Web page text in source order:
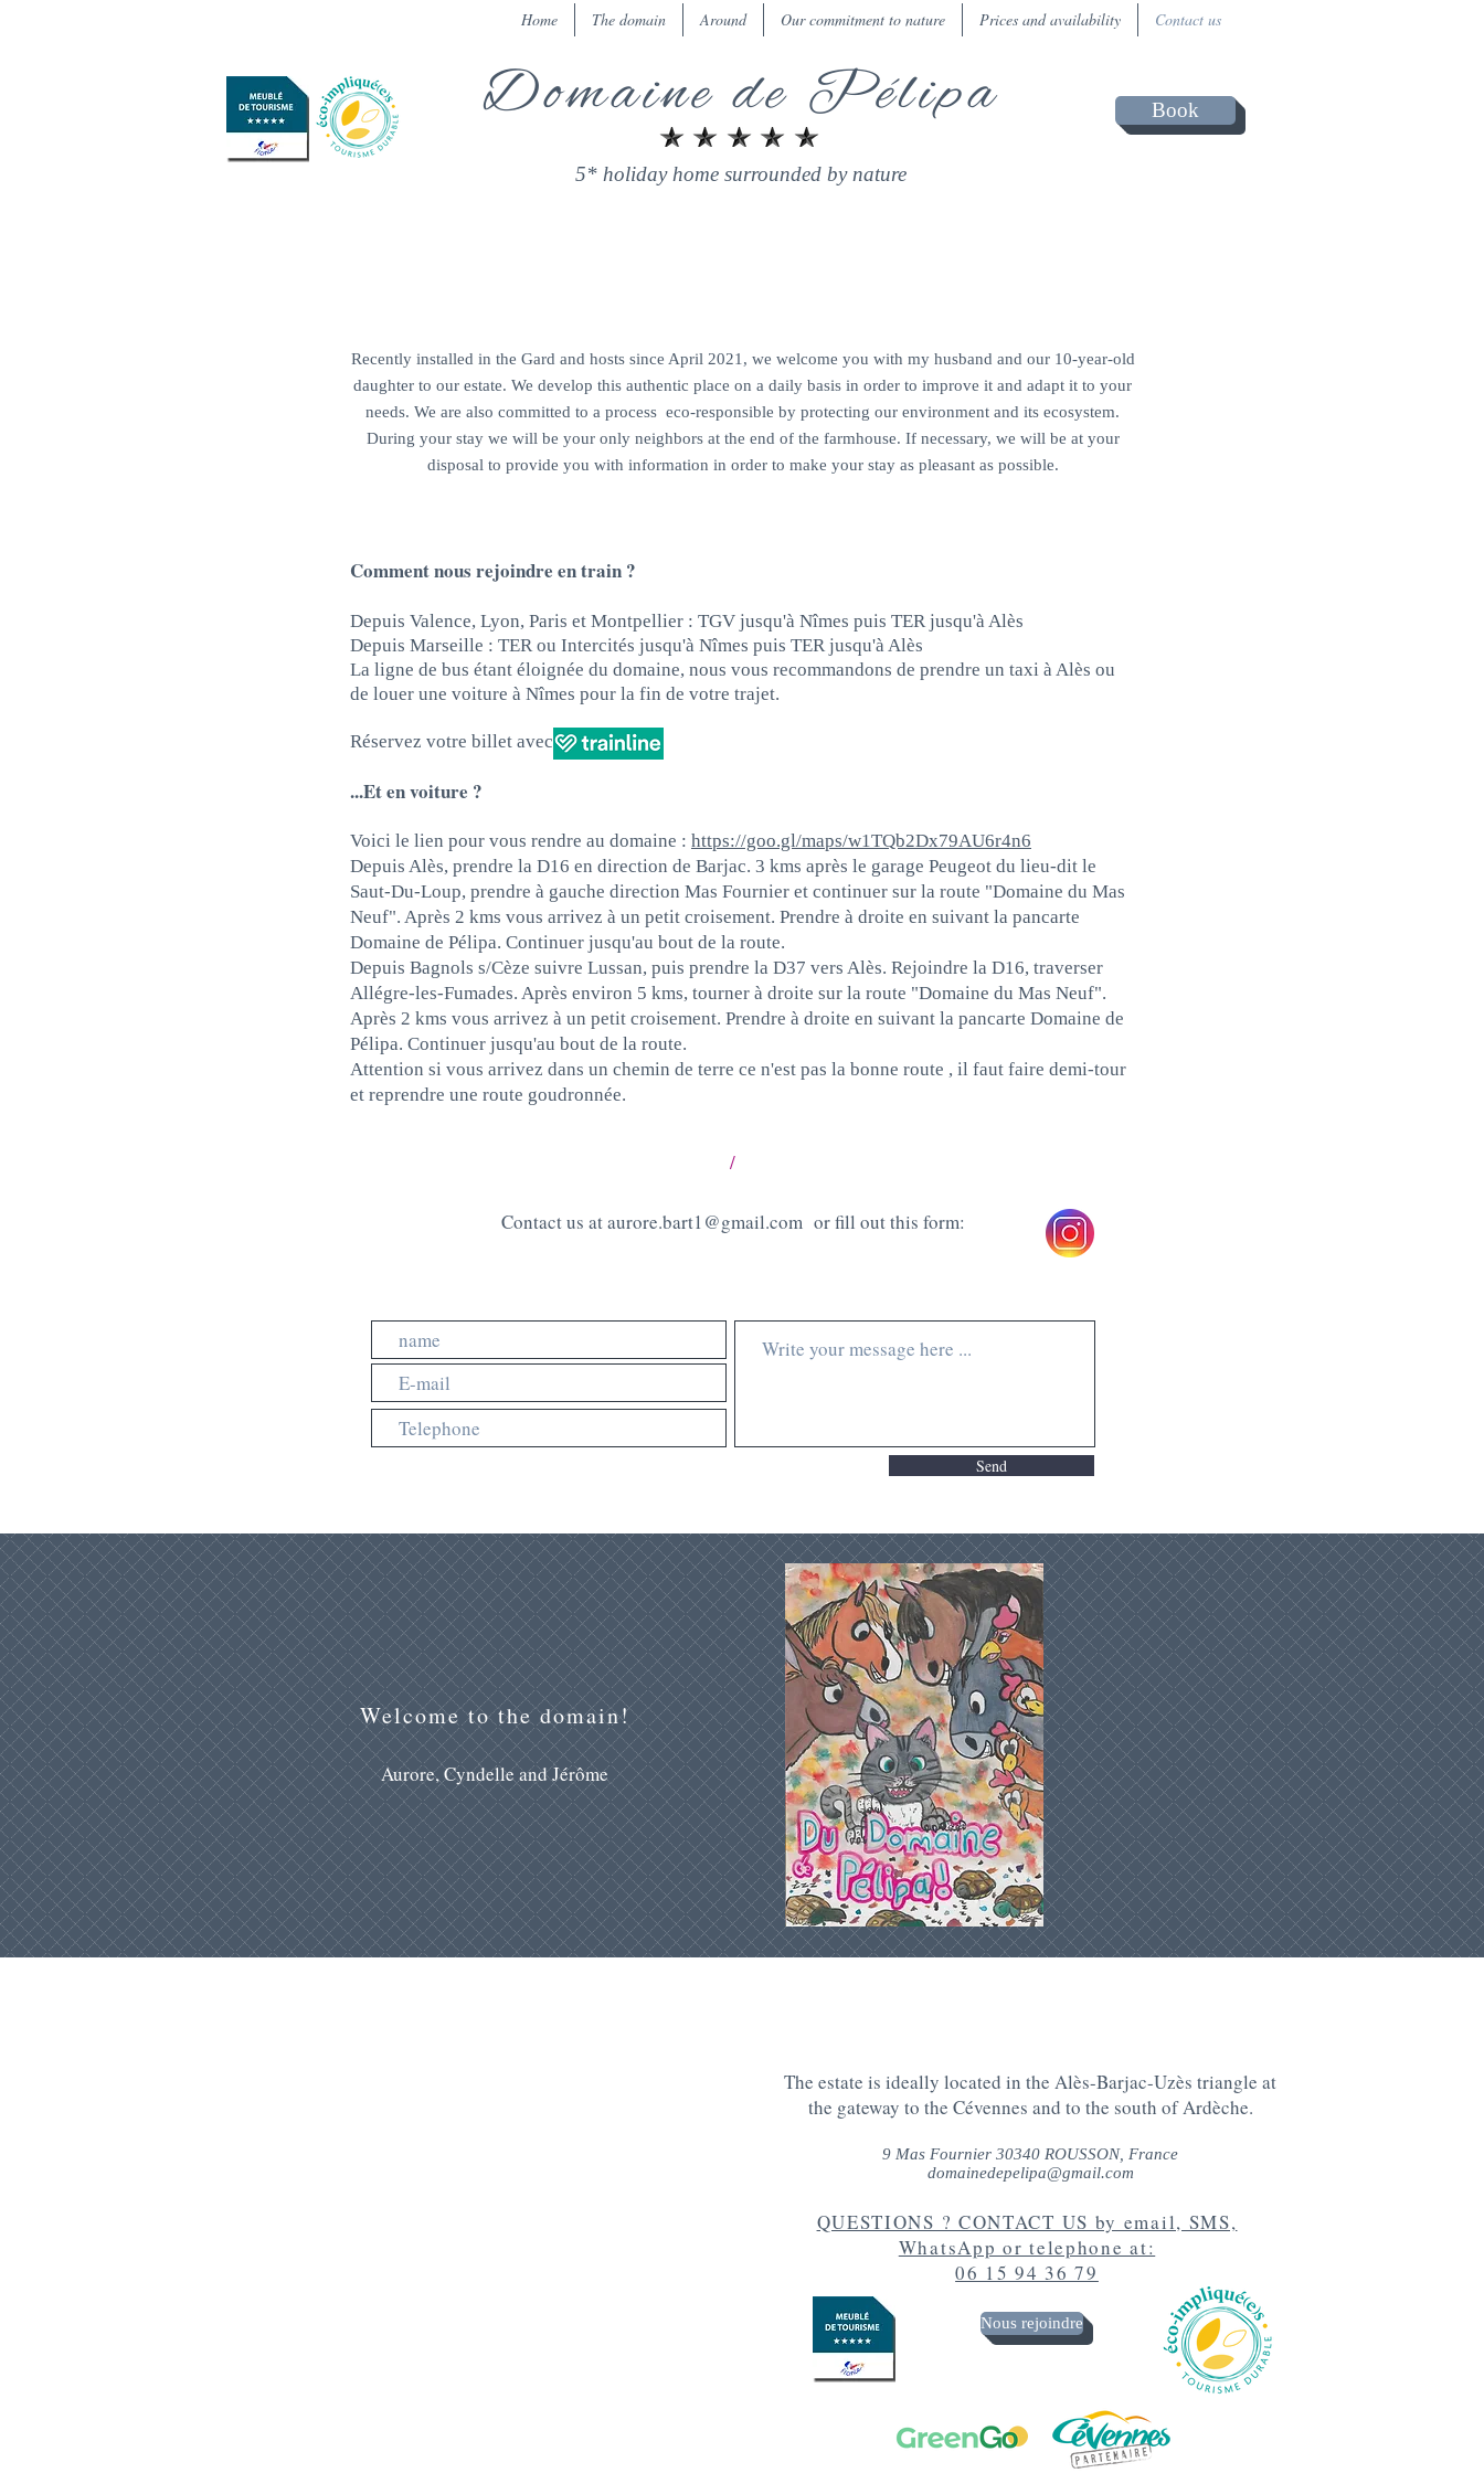
Home The domain Around Our commitment to nature Prices and availability Contact us
Book
Domaine de Pélipa
5* holiday home surrounded by nature
Recently installed in the Gard and hosts since April 2021, we welcome you with my husband and our 10-year-old
daughter to our estate. We develop this authentic place on a daily basis in order to improve it and adapt it to your
needs. We are also committed to a process eco-responsible by protecting our environment and its ecosystem.
During your stay we will be your only neighbors at the end of the farmhouse. If necessary, we will be at your
disposal to provide you with information in order to make your stay as pleasant as possible.
Comment nous rejoindre en train ?
Depuis Valence, Lyon, Paris et Montpellier : TGV jusqu'à Nîmes puis TER jusqu'à Alès
Depuis Marseille : TER ou Intercités jusqu'à Nîmes puis TER jusqu'à Alès
La ligne de bus étant éloignée du domaine, nous vous recommandons de prendre un taxi à Alès ou
de louer une voiture à Nîmes pour la fin de votre trajet.
Réservez votre billet avec
...Et en voiture ?
Voici le lien pour vous rendre au domaine : https://goo.gl/maps/w1TQb2Dx79AU6r4n6
Depuis Alès, prendre la D16 en direction de Barjac. 3 kms après le garage Peugeot du lieu-dit le
Saut-Du-Loup, prendre à gauche direction Mas Fournier et continuer sur la route "Domaine du Mas
Neuf". Après 2 kms vous arrivez à un petit croisement. Prendre à droite en suivant la pancarte
Domaine de Pélipa. Continuer jusqu'au bout de la route.
Depuis Bagnols s/Cèze suivre Lussan, puis prendre la D37 vers Alès. Rejoindre la D16, traverser
Allégre-les-Fumades. Après environ 5 kms, tourner à droite sur la route "Domaine du Mas Neuf".
Après 2 kms vous arrivez à un petit croisement. Prendre à droite en suivant la pancarte Domaine de
Pélipa. Continuer jusqu'au bout de la route.
Attention si vous arrivez dans un chemin de terre ce n'est pas la bonne route , il faut faire demi-tour
et reprendre une route goudronnée.
/
Contact us ataurore.bart1@gmail.com or fill out this form:
Send
Welcome to the domain!
Aurore, Cyndelle and Jérôme
The estate is ideally located in the Alès-Barjac-Uzès triangle at
the gateway to the Cévennes and to the south of Ardèche.
9 Mas Fournier 30340 ROUSSON, France
domainedepelipa@gmail.com
QUESTIONS ? CONTACT US by email, SMS,
WhatsApp or telephone at:
06 15 94 36 79
Nous rejoindre